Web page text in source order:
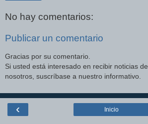
No hay comentarios:
Publicar un comentario
Gracias por su comentario.
Si usted está interesado en recibir noticias de
nosotros, suscríbase a nuestro informativo.
‹ Inicio